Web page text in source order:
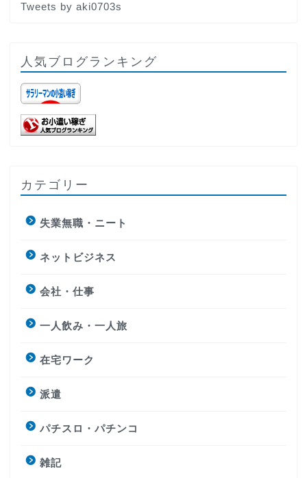
Tweets by aki0703s
人気ブログランキング
カテゴリー
失業無職・ニート
ネットビジネス
会社・仕事
一人飲み・一人旅
在宅ワーク
派遣
パチスロ・パチンコ
雑記